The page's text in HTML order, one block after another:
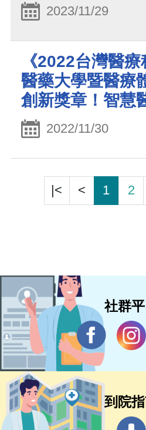
2023/11/29
《2022台灣醫
醫藥大學暨醫療
創新獎章！智慧
2022/11/30
|< < 1 2
社群
到院